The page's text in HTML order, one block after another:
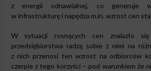
z energii odnawialnej, co generuje
w infrastrukturę i napędza m.in. wzrost cen
W sytuacji rosnących cen znalazło
przedsiębiorstwa radzą sobie z nimi na
z nich przenosi ten wzrost na odbiorców
czerpie z tego korzyści – pod warunkiem że